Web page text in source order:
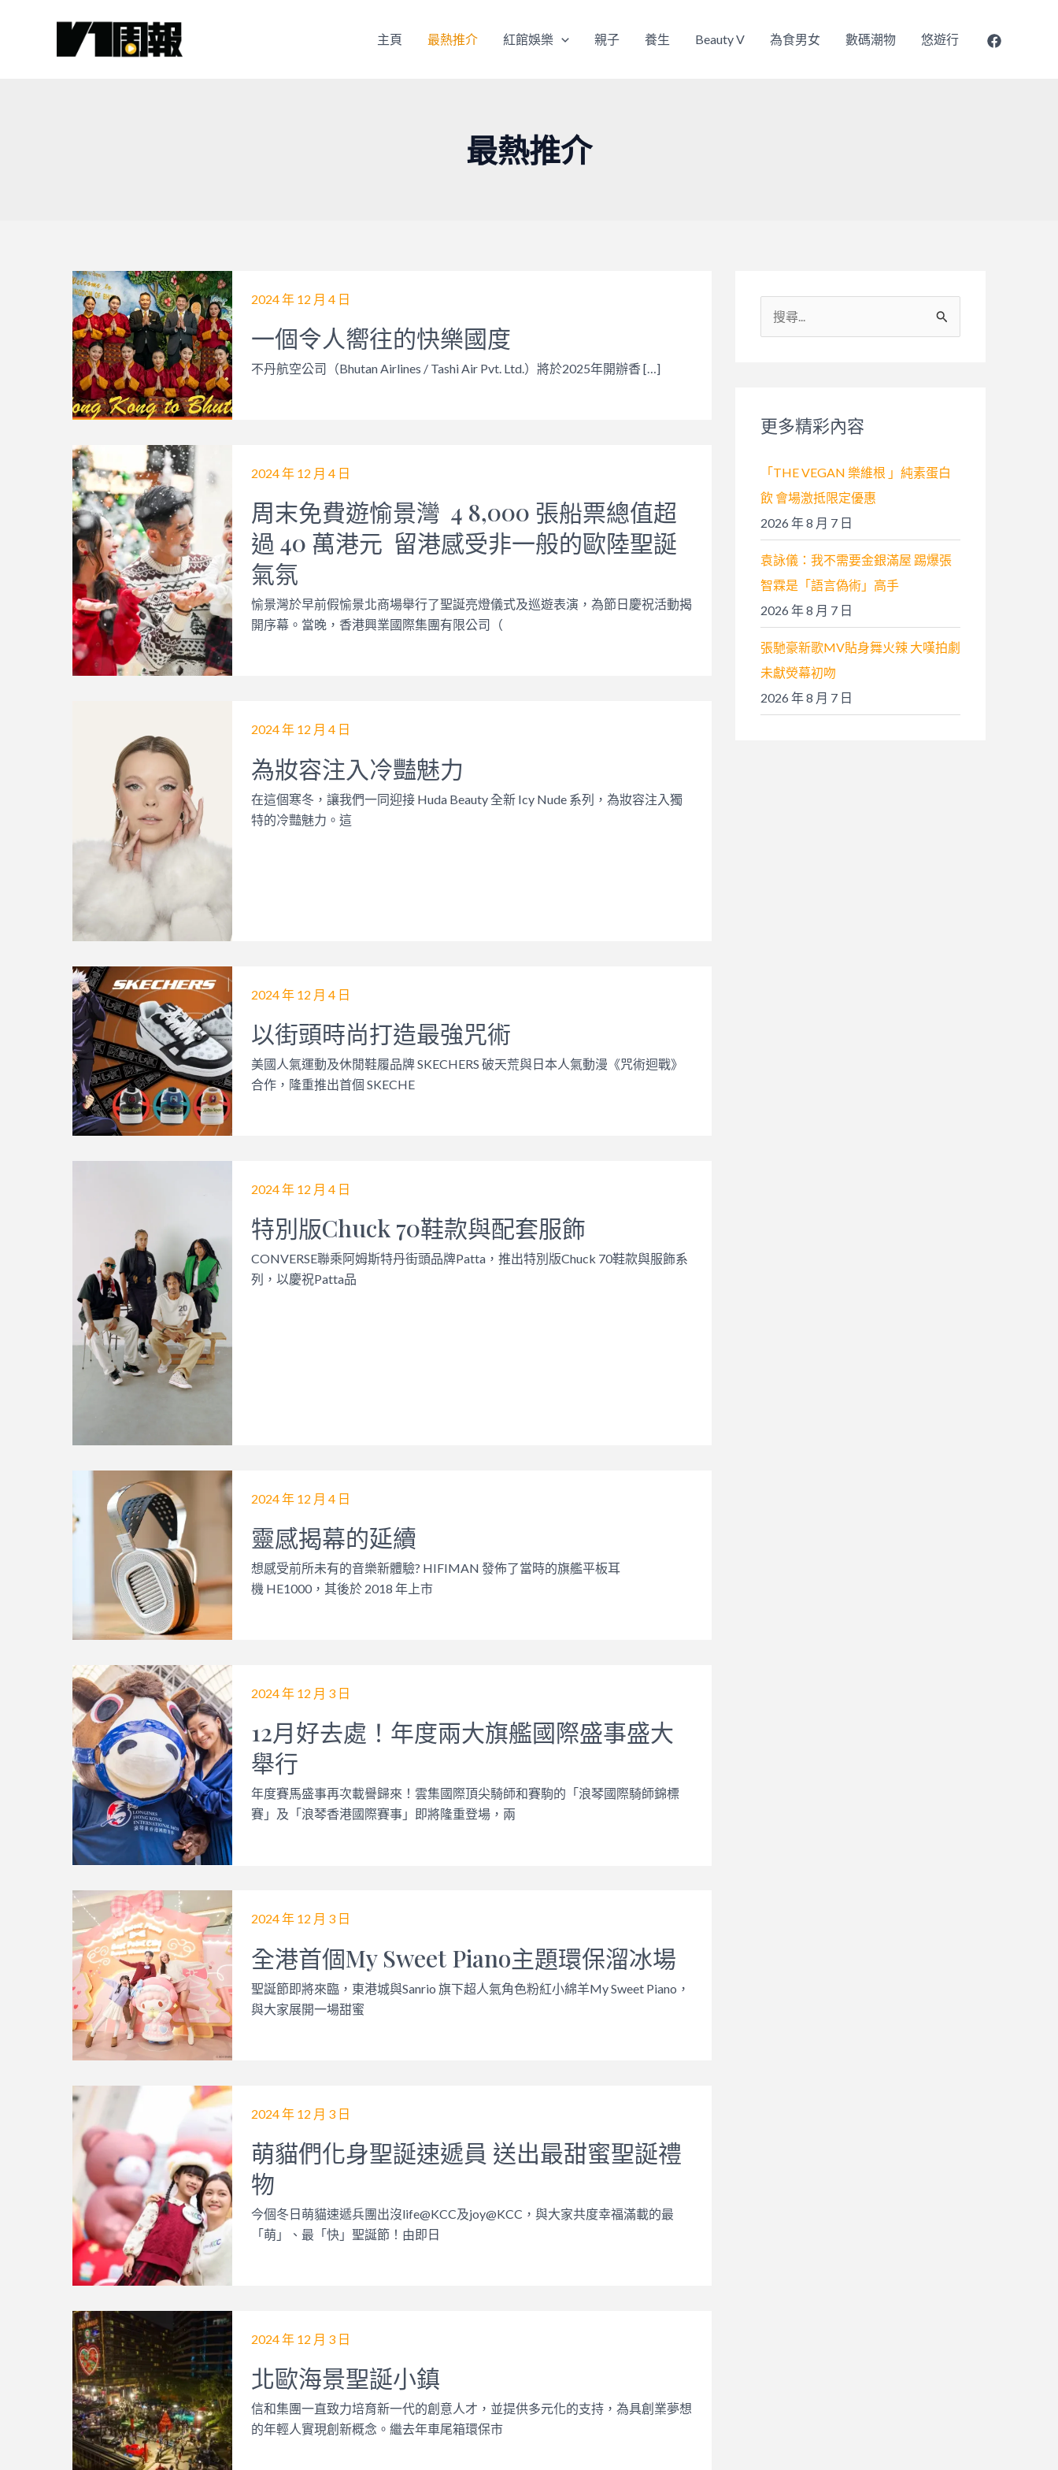
主頁 最熱推介 紅館娛樂 親子 養生 Beauty V 為食男女 數碼潮物 悠遊行
最熱推介
2024 年 12 月 4 日
一個令人嚮往的快樂國度
不丹航空公司（Bhutan Airlines / Tashi Air Pvt. Ltd.）將於2025年開辦香 […]
2024 年 12 月 4 日
周末免費遊愉景灣 4 8,000 張船票總值超
過 40 萬港元 留港感受非一般的歐陸聖誕
氣氛
愉景灣於早前假愉景北商場舉行了聖誕亮燈儀式及巡遊表演，為節日慶祝活動揭
開序幕。當晚，香港興業國際集團有限公司（
2024 年 12 月 4 日
為妝容注入冷豔魅力
在這個寒冬，讓我們一同迎接 Huda Beauty 全新 Icy Nude 系列，為妝容注入獨
特的冷豔魅力。這
2024 年 12 月 4 日
以街頭時尚打造最強咒術
美國人氣運動及休閒鞋履品牌 SKECHERS 破天荒與日本人氣動漫《咒術迴戰》
合作，隆重推出首個 SKECHE
2024 年 12 月 4 日
特別版Chuck 70鞋款與配套服飾
CONVERSE聯乘阿姆斯特丹街頭品牌Patta，推出特別版Chuck 70鞋款與服飾系
列，以慶祝Patta品
2024 年 12 月 4 日
靈感揭幕的延續
想感受前所未有的音樂新體驗? HIFIMAN 發佈了當時的旗艦平板耳
機 HE1000，其後於 2018 年上市
2024 年 12 月 3 日
12月好去處！年度兩大旗艦國際盛事盛大
舉行
年度賽馬盛事再次載譽歸來！雲集國際頂尖騎師和賽駒的「浪琴國際騎師錦標
賽」及「浪琴香港國際賽事」即將隆重登場，兩
2024 年 12 月 3 日
全港首個My Sweet Piano主題環保溜冰場
聖誕節即將來臨，東港城與Sanrio 旗下超人氣角色粉紅小綿羊My Sweet Piano，
與大家展開一場甜蜜
2024 年 12 月 3 日
萌貓們化身聖誕速遞員 送出最甜蜜聖誕禮
物
今個冬日萌貓速遞兵團出沒life@KCC及joy@KCC，與大家共度幸福滿載的最
「萌」、最「快」聖誕節！由即日
2024 年 12 月 3 日
北歐海景聖誕小鎮
信和集團一直致力培育新一代的創意人才，並提供多元化的支持，為具創業夢想
的年輕人實現創新概念。繼去年車尾箱環保市
尋
:更多精彩內容
「THE VEGAN 樂維根 」純素蛋白
飲 會場激抵限定優惠
2026 年 8 月 7 日
袁詠儀：我不需要金銀滿屋 踢爆張
智霖是「語言偽術」高手
2026 年 8 月 7 日
張馳豪新歌MV貼身舞火辣 大嘆拍劇
未獻熒幕初吻
2026 年 8 月 7 日